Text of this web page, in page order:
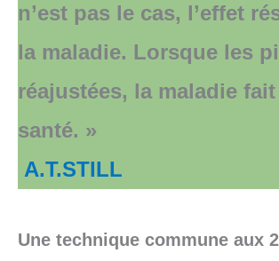
n’est pas le cas, l’effet
la maladie. Lorsque les
réajustées, la maladie
santé. »
A.T.STILL
Une technique commune aux 2